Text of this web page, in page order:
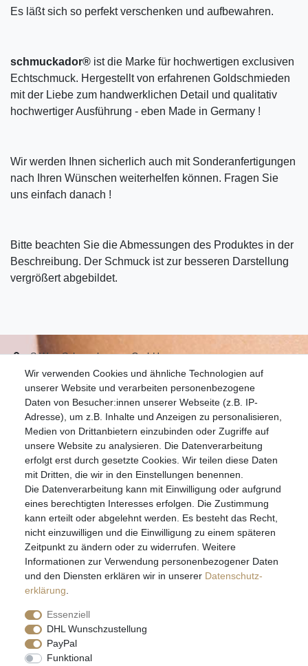
Es läßt sich so perfekt verschenken und aufbewahren.
schmuckador® ist die Marke für hochwertigen exclusiven
Echtschmuck. Hergestellt von erfahrenen Goldschmieden
mit der Liebe zum handwerklichen Detail und qualitativ
hochwertiger Ausführung - eben Made in Germany !
Wir werden Ihnen sicherlich auch mit Sonderanfertigungen
nach Ihren Wünschen weiterhelfen können. Fragen Sie
uns einfach danach !
Bitte beachten Sie die Abmessungen des Produktes in der
Beschreibung. Der Schmuck ist zur besseren Darstellung
vergrößert abgebildet.
Wir verwenden Cookies und ähnliche Technologien auf
unserer Website und verarbeiten personenbezogene
Daten von Besucher:innen unserer Webseite (z.B. IP-
Adresse), um z.B. Inhalte und Anzeigen zu personalisieren,
Medien von Drittanbietern einzubinden oder Zugriffe auf
unsere Website zu analysieren. Die Datenverarbeitung
erfolgt erst durch gesetzte Cookies. Wir teilen diese Daten
mit Dritten, die wir in den Einstellungen benennen.
Die Datenverarbeitung kann mit Einwilligung oder aufgrund
eines berechtigten Interesses erfolgen. Die Zustimmung
kann erteilt oder abgelehnt werden. Es besteht das Recht,
nicht einzuwilligen und die Einwilligung zu einem späteren
Zeitpunkt zu ändern oder zu widerrufen. Weitere
Informationen zur Verwendung personenbezogener Daten
und den Diensten erklären wir in unserer Daten­schutz­
erklärung
Essenziell
DHL Wunschzustellung
PayPal
Funktional
S.W.w. Schmuckwaren GmbH
07051-9608828
info@schmuckador.de
Montag bis Freitag 8.30 – 12.00 Uhr und 13.30 bis 17.30 Uhr
Widerrufs­recht Widerrufs­formular Impressum
Daten­schutz­erklärung AGB
E-MAIL **
Hiermit bestätige ich, dass ich die